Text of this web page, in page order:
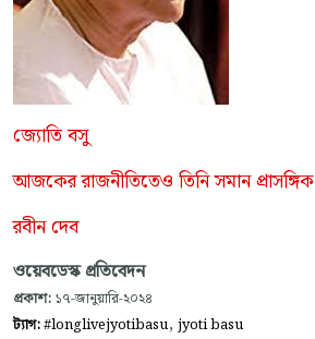
জ্যোতি বসু
আজকের রাজনীতিতেও তিনি সমান প্রাসঙ্গিক
রবীন দেব
ওয়েবডেস্ক প্রতিবেদন
প্রকাশ: ১৭-জানুয়ারি-২০২৪
ট্যাগ:#longlivejyotibasu, jyoti basu